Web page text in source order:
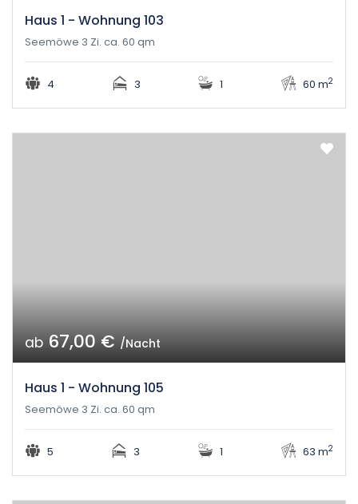
Haus 1 - Wohnung 103
Seemöwe 3 Zi. ca. 60 qm
4 3 1 60 m2
ab67,00 €/Nacht
Haus 1 - Wohnung 105
Seemöwe 3 Zi. ca. 60 qm
5 3 1 63 m2